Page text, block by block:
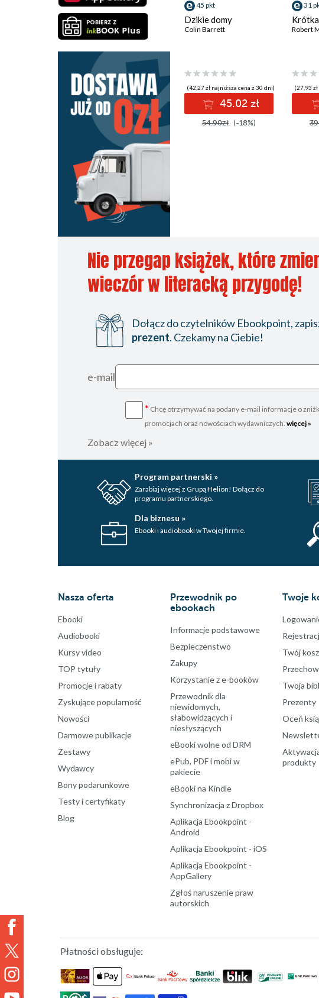
45 pkt
Dzikie domy
Colin Barrett
(42,27 zł najniższa cena z 30 dni)
45.02 zł
54.90zł (-18%)
31
Robert
(27,93
Nie przegap książek, które
wieczór w literacką przygodę!
Dołącz do czytelników Ebookpoint,
prezent. Czekamy na Ciebie!
e-mail
* Chcę otrzymywać na podany e-mail informacje o
promocjach oraz nowościach wydawniczych. więcej »
Zobacz więcej »
Program partnerski »
Zarabiaj więcej z Grupą Helion! Dołącz do
programu partnerskiego.
Dla biznesu »
Ebooki i audiobooki w Twojej firmie.
Nasza oferta
Ebooki
Audiobooki
Kursy video
TOP tytuły
Promocje i rabaty
Zyskujące popularność
Nowości
Darmowe publikacje
Zestawy
Wydawcy
Bony podarunkowe
Testy i certyfikaty
Blog
Przewodnik po
ebookach
Informacje podstawowe
Bezpieczenstwo
Zakupy
Korzystanie z e-booków
Przewodnik dla
niewidomych,
słabowidzących i
niesłyszących
eBooki wolne od DRM
ePub, PDF i mobi w
pakiecie
eBooki na Kindle
Synchronizacja z Dropbox
Aplikacja Ebookpoint -
Android
Aplikacja Ebookpoint - iOS
Aplikacja Ebookpoint -
AppGallery
Zgłoś naruszenie praw
autorskich
Twoje
Twój
Twoja
Prezenty
Oceń
produkty
Płatności obsługuje: